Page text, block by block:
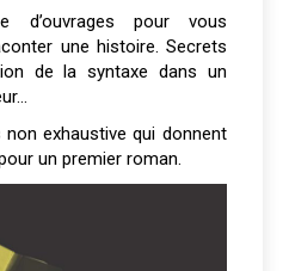
d’ouvrages pour vous
une histoire. Secrets
de la syntaxe dans un
exhaustive qui donnent
un premier roman.